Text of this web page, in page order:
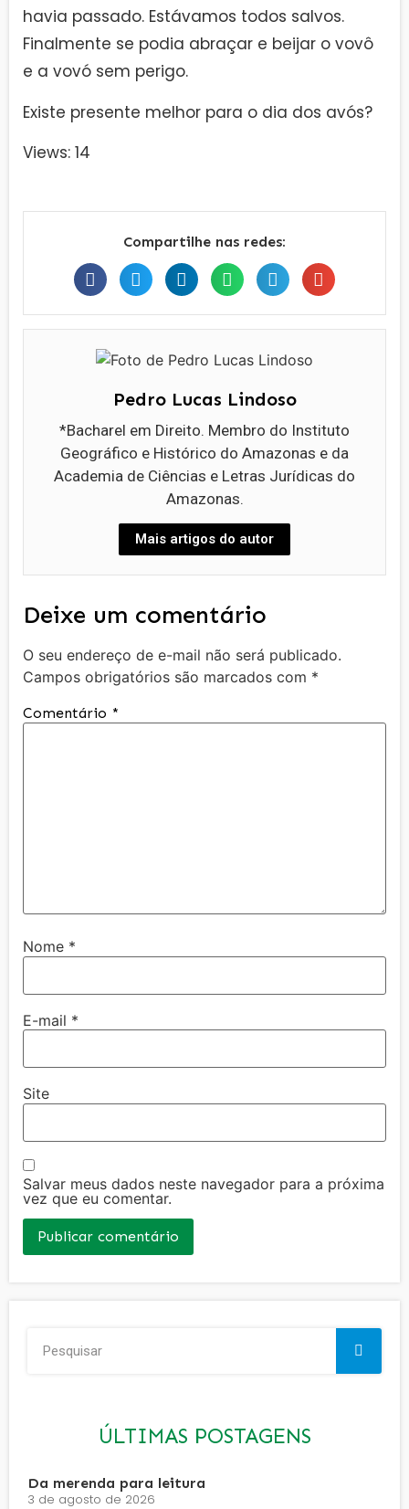
havia passado. Estávamos todos salvos.
Finalmente se podia abraçar e beijar o vovô
e a vovó sem perigo.
Existe presente melhor para o dia dos avós?
Views: 14
Compartilhe nas redes:
Pedro Lucas Lindoso
*Bacharel em Direito. Membro do Instituto
Geográfico e Histórico do Amazonas e da
Academia de Ciências e Letras Jurídicas do
Amazonas.
Mais artigos do autor
Deixe um comentário
O seu endereço de e-mail não será publicado.
Campos obrigatórios são marcados com *
Comentário *
Nome *
E-mail *
Site
Salvar meus dados neste navegador para a próxima
vez que eu comentar.
ÚLTIMAS POSTAGENS
Da merenda para leitura
3 de agosto de 2026